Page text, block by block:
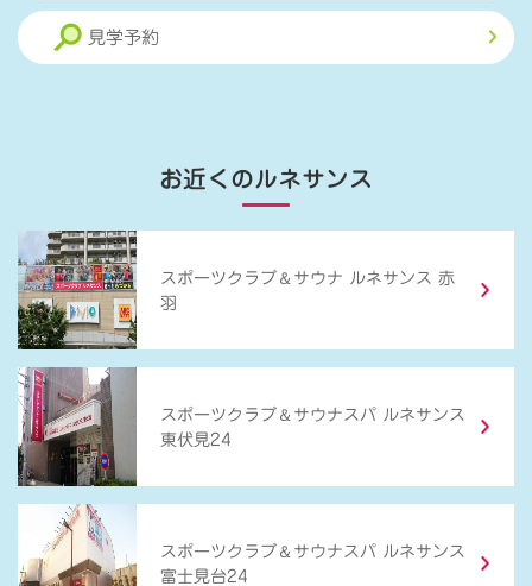
見学予約
お近くのルネサンス
スポーツクラブ ＆ サウナ ルネサンス 赤
羽
スポーツクラブ ＆ サウナスパ ルネサンス
東伏見24
スポーツクラブ ＆ サウナスパ ルネサンス
富士見台24